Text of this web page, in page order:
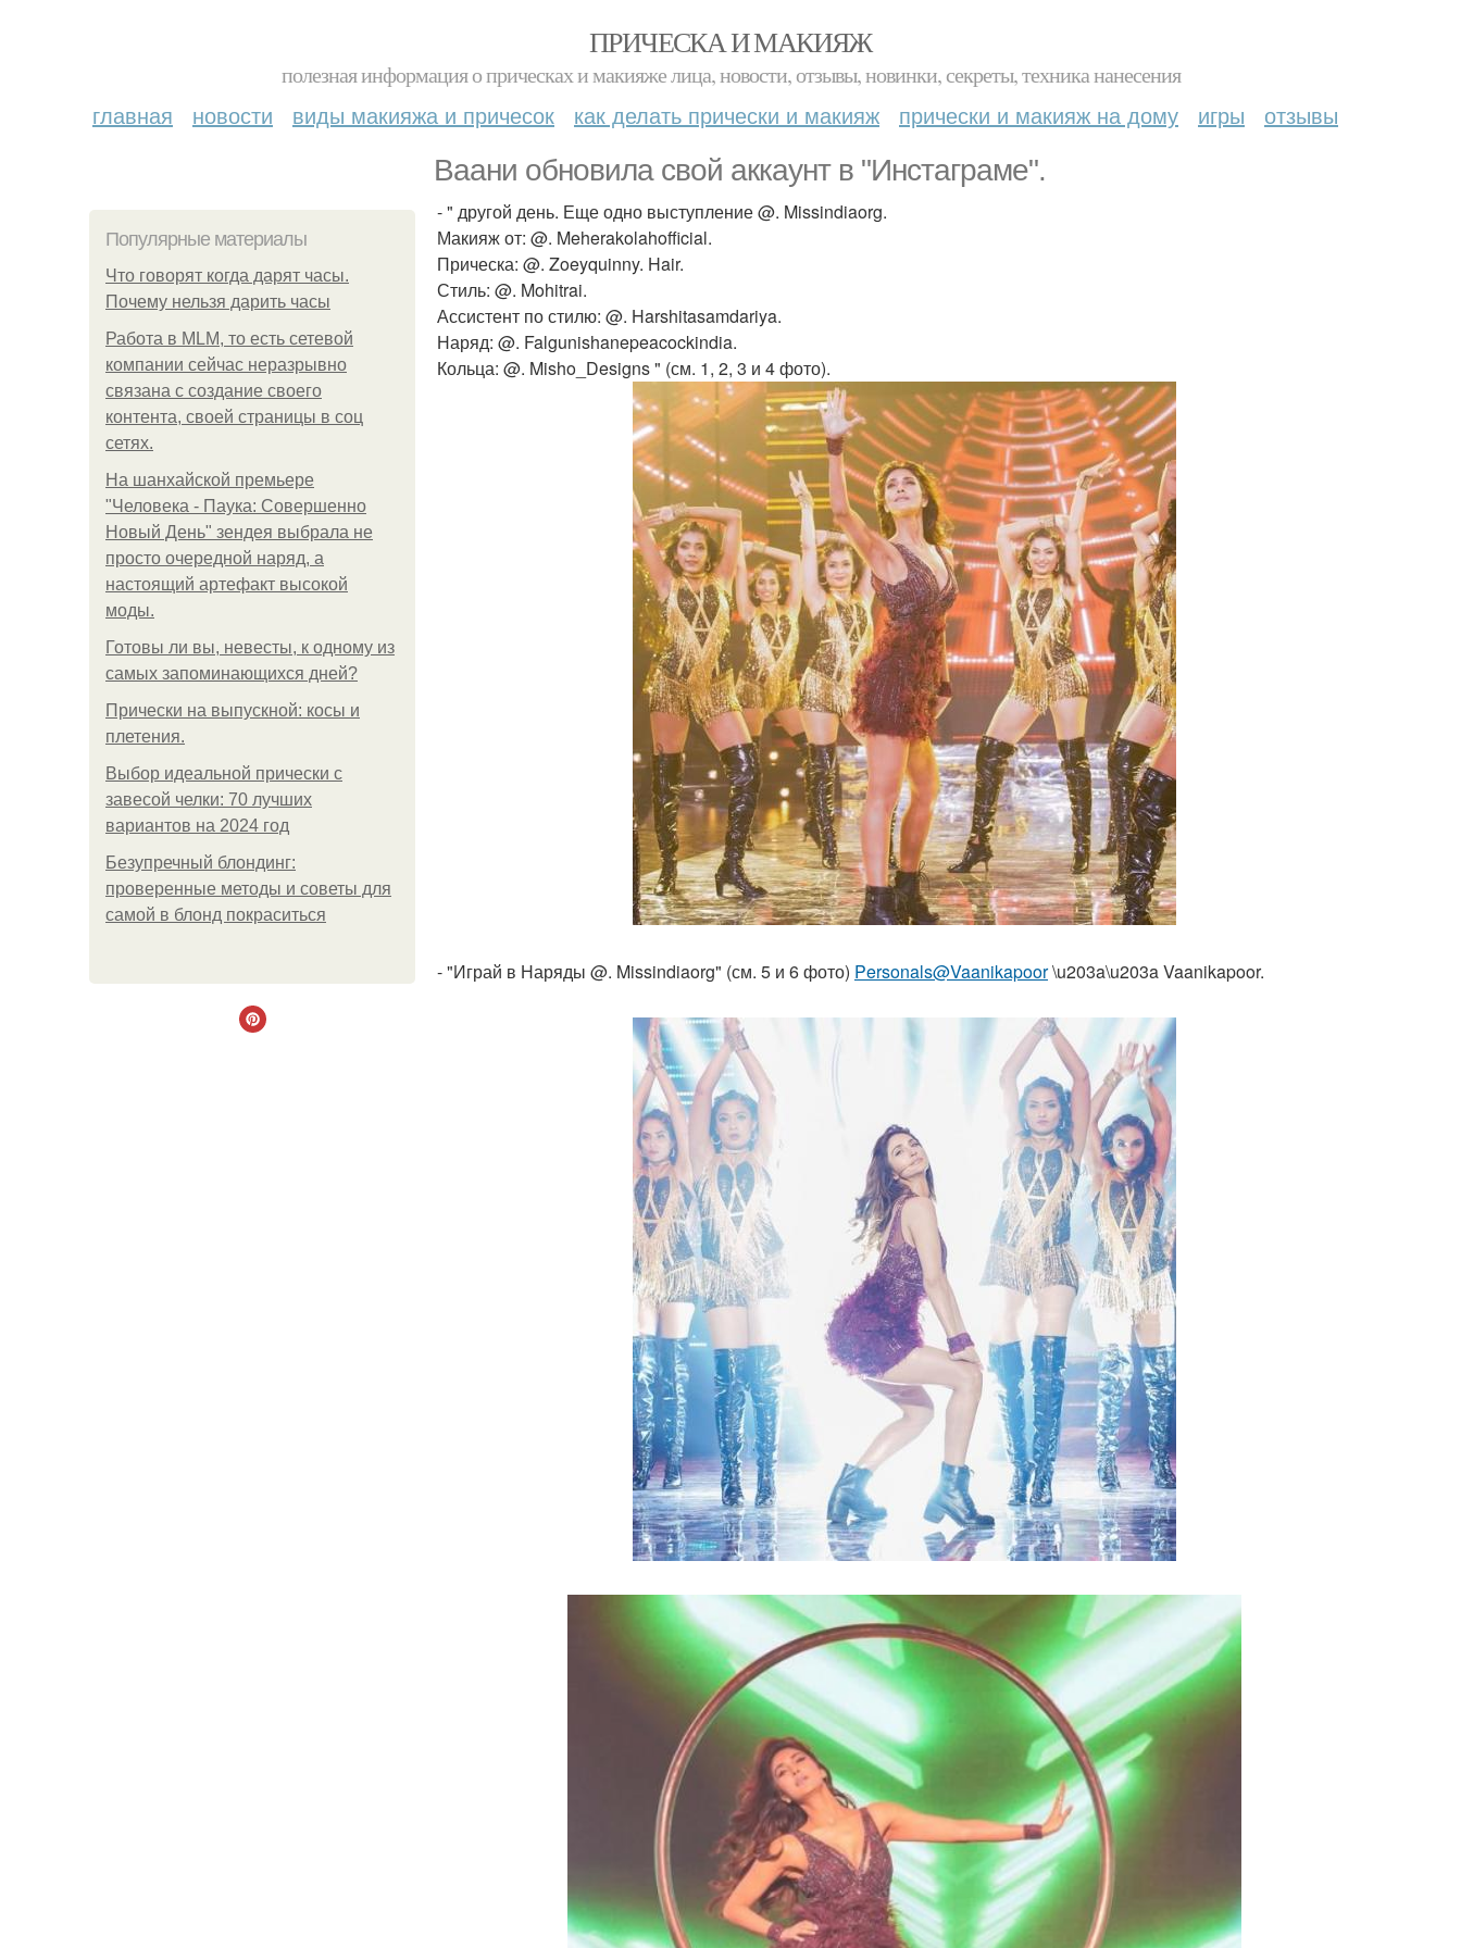
ПРИЧЕСКА И МАКИЯЖ
полезная информация о прическах и макияже лица, новости, отзывы, новинки, секреты, техника нанесения
главная новости виды макияжа и причесок как делать прически и макияж прически и макияж на дому игры отзывы
Ваани обновила свой аккаунт в "Инстаграме".
Популярные материалы
Что говорят когда дарят часы.
Почему нельзя дарить часы
Работа в MLM, то есть сетевой
компании сейчас неразрывно
связана с создание своего
контента, своей страницы в соц
сетях.
На шанхайской премьере
"Человека - Паука: Совершенно
Новый День" зендея выбрала не
просто очередной наряд, а
настоящий артефакт высокой
моды.
Готовы ли вы, невесты, к одному из
самых запоминающихся дней?
Прически на выпускной: косы и
плетения.
Выбор идеальной прически с
завесой челки: 70 лучших
вариантов на 2024 год
Безупречный блондинг:
проверенные методы и советы для
самой в блонд покраситься
- " другой день. Еще одно выступление @. Missindiaorg.
Макияж от: @. Meherakolahofficial.
Прическа: @. Zoeyquinny. Hair.
Стиль: @. Mohitrai.
Ассистент по стилю: @. Harshitasamdariya.
Наряд: @. Falgunishanepeacockindia.
Кольца: @. Misho_Designs " (см. 1, 2, 3 и 4 фото).
- "Играй в Наряды @. Missindiaorg" (см. 5 и 6 фото) Personals@Vaanikapoor\u203a\u203a Vaanikapoor.